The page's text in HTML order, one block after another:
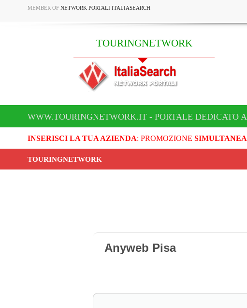
MEMBER OF NETWORK PORTALI ITALIASEARCH
TOURINGNETWORK
WWW.TOURINGNETWORK.IT - PORTALE DEDICATO
INSERISCI LA TUA AZIENDA: PROMOZIONE
TOURINGNETWORK
Anyweb Pisa